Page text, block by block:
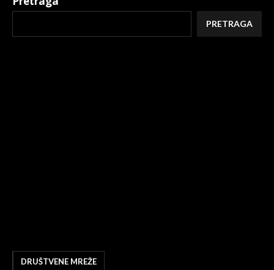
PRETRAGA
DRUŠTVENE MREŽE